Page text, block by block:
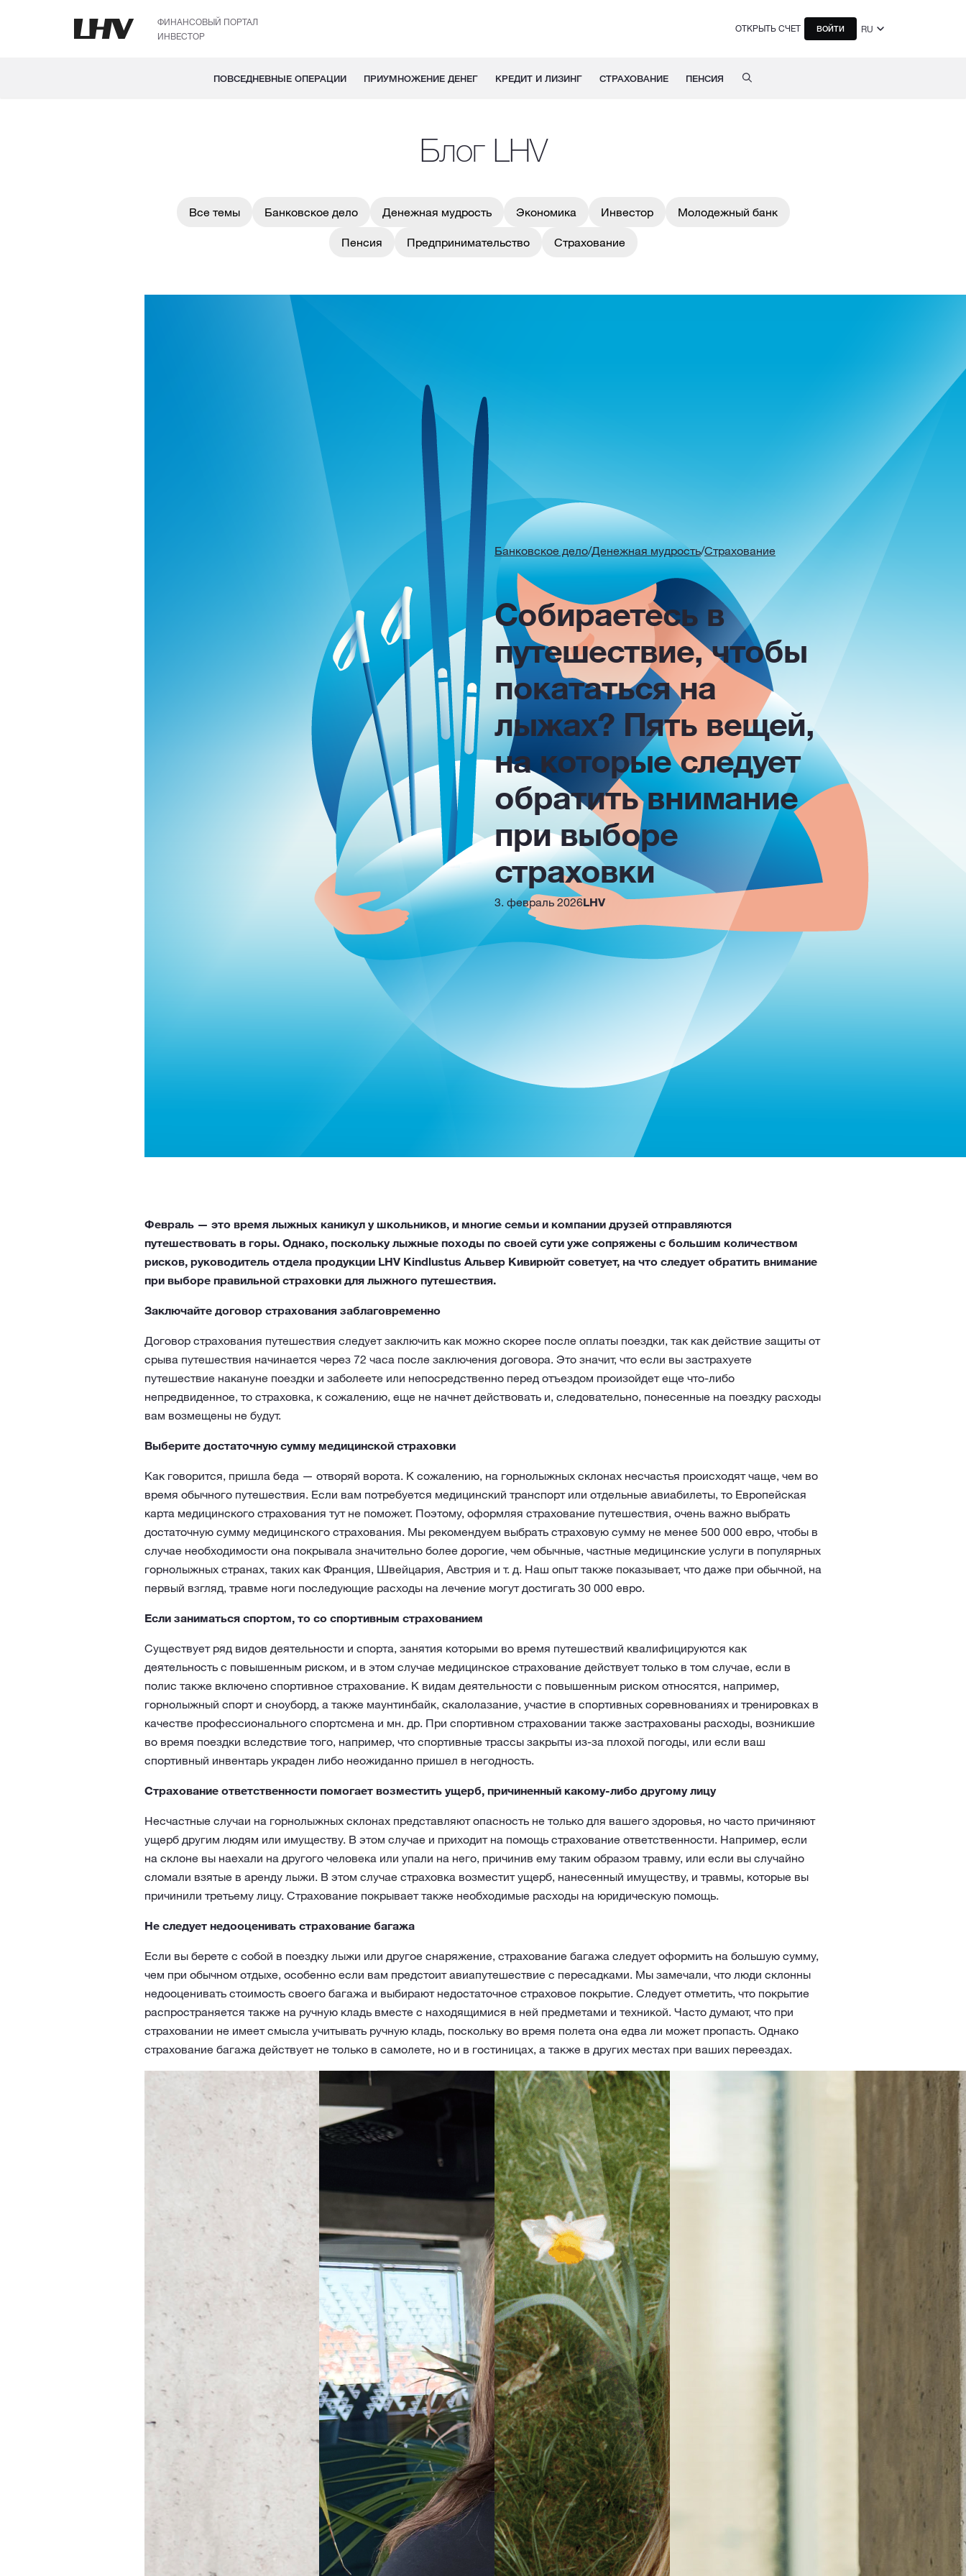
ФИНАНСОВЫЙ ПОРТАЛ
ИНВЕСТОР
ОТКРЫТЬ СЧЕТ ВОЙТИ RU
ПОВСЕДНЕВНЫЕ ОПЕРАЦИИ ПРИУМНОЖЕНИЕ ДЕНЕГ КРЕДИТ И ЛИЗИНГ СТРАХОВАНИЕ ПЕНСИЯ
Блог LHV
Все темы Банковское дело Денежная мудрость Экономика Инвестор Молодежный банк
Пенсия Предпринимательство Страхование
Банковское дело/Денежная мудрость/Страхование
Собираетесь в
путешествие, чтобы
покататься на
лыжах? Пять вещей,
на которые следует
обратить внимание
при выборе
страховки
3. февраль 2026LHV
Февраль — это время лыжных каникул у школьников, и многие семьи и компании друзей отправляются
путешествовать в горы. Однако, поскольку лыжные походы по своей сути уже сопряжены с большим количеством
рисков, руководитель отдела продукции LHV Kindlustus Альвер Кивирюйт советует, на что следует обратить внимание
при выборе правильной страховки для лыжного путешествия.
Заключайте договор страхования заблаговременно
Договор страхования путешествия следует заключить как можно скорее после оплаты поездки, так как действие защиты от
срыва путешествия начинается через 72 часа после заключения договора. Это значит, что если вы застрахуете
путешествие накануне поездки и заболеете или непосредственно перед отъездом произойдет еще что-либо
непредвиденное, то страховка, к сожалению, еще не начнет действовать и, следовательно, понесенные на поездку расходы
вам возмещены не будут.
Выберите достаточную сумму медицинской страховки
Как говорится, пришла беда — отворяй ворота. К сожалению, на горнолыжных склонах несчастья происходят чаще, чем во
время обычного путешествия. Если вам потребуется медицинский транспорт или отдельные авиабилеты, то Европейская
карта медицинского страхования тут не поможет. Поэтому, оформляя страхование путешествия, очень важно выбрать
достаточную сумму медицинского страхования. Мы рекомендуем выбрать страховую сумму не менее 500 000 евро, чтобы в
случае необходимости она покрывала значительно более дорогие, чем обычные, частные медицинские услуги в популярных
горнолыжных странах, таких как Франция, Швейцария, Австрия и т. д. Наш опыт также показывает, что даже при обычной, на
первый взгляд, травме ноги последующие расходы на лечение могут достигать 30 000 евро.
Если заниматься спортом, то со спортивным страхованием
Существует ряд видов деятельности и спорта, занятия которыми во время путешествий квалифицируются как
деятельность с повышенным риском, и в этом случае медицинское страхование действует только в том случае, если в
полис также включено спортивное страхование. К видам деятельности с повышенным риском относятся, например,
горнолыжный спорт и сноуборд, а также маунтинбайк, скалолазание, участие в спортивных соревнованиях и тренировках в
качестве профессионального спортсмена и мн. др. При спортивном страховании также застрахованы расходы, возникшие
во время поездки вследствие того, например, что спортивные трассы закрыты из-за плохой погоды, или если ваш
спортивный инвентарь украден либо неожиданно пришел в негодность.
Страхование ответственности помогает возместить ущерб, причиненный какому-либо другому лицу
Несчастные случаи на горнолыжных склонах представляют опасность не только для вашего здоровья, но часто причиняют
ущерб другим людям или имуществу. В этом случае и приходит на помощь страхование ответственности. Например, если
на склоне вы наехали на другого человека или упали на него, причинив ему таким образом травму, или если вы случайно
сломали взятые в аренду лыжи. В этом случае страховка возместит ущерб, нанесенный имуществу, и травмы, которые вы
причинили третьему лицу. Страхование покрывает также необходимые расходы на юридическую помощь.
Не следует недооценивать страхование багажа
Если вы берете с собой в поездку лыжи или другое снаряжение, страхование багажа следует оформить на большую сумму,
чем при обычном отдыхе, особенно если вам предстоит авиапутешествие с пересадками. Мы замечали, что люди склонны
недооценивать стоимость своего багажа и выбирают недостаточное страховое покрытие. Следует отметить, что покрытие
распространяется также на ручную кладь вместе с находящимися в ней предметами и техникой. Часто думают, что при
страховании не имеет смысла учитывать ручную кладь, поскольку во время полета она едва ли может пропасть. Однако
страхование багажа действует не только в самолете, но и в гостиницах, а также в других местах при ваших переездах.